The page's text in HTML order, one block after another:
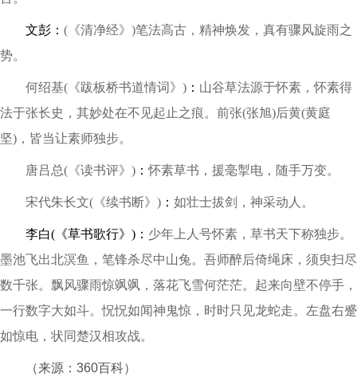
文彭： (《清净经》)笔法高古，精神焕发，真有骤风旋雨之
势。
何绍基(《跋板桥书道情词》) ： 山谷草法源于怀素，怀素得
法于张长史，其妙处在不见起止之痕。前张(张旭)后黄(黄庭
坚)，皆当让素师独步。
唐吕总(《读书评》) ：怀素草书，援毫掣电，随手万变。
宋代朱长文(《续书断》) ： 如壮士拔剑，神采动人。
李白(《草书歌行》)： 少年上人号怀素，草书天下称独步。
墨池飞出北溟鱼，笔锋杀尽中山兔。吾师醉后倚绳床，须臾扫尽
数千张。飘风骤雨惊飒飒，落花飞雪何茫茫。起来向壁不停手，
一行数字大如斗。怳怳如闻神鬼惊，时时只见龙蛇走。左盘右蹙
如惊电，状同楚汉相攻战。
（来源：360百科）